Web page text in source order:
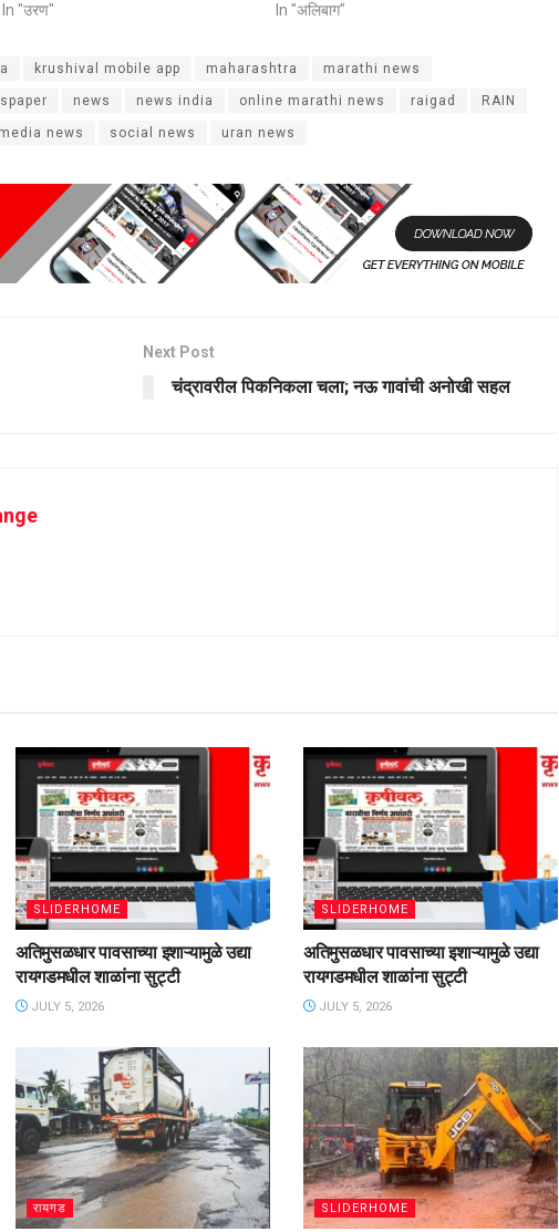
In "उरण"
In "अलिबाग"
krushival mobile app maharashtra marathi news
news news india online marathi news raigad RAIN
news social news uran news
Next Post
‌चंद्रावरील पिकनिकला चला‌; नऊ गावांची अनोखी सहल
SLIDERHOME
अतिमुसळधार पावसाच्या इशाऱ्यामुळे उद्या
रायगडमधील शाळांना सुट्टी
JULY 5, 2026
SLIDERHOME
अतिमुसळधार पावसाच्या इशाऱ्यामुळे उद्या
रायगडमधील शाळांना सुट्टी
JULY 5, 2026
रायगड SLIDERHOME